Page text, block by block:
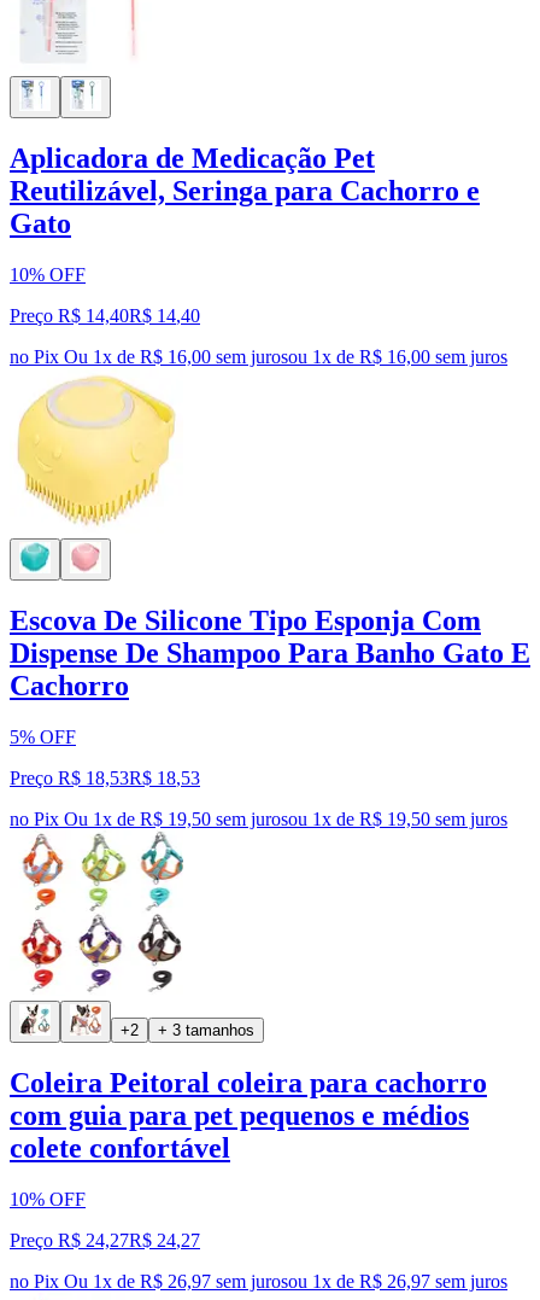
Aplicadora de Medicação Pet
Reutilizável, Seringa para Cachorro e
Gato
10% OFF
Preço R$ 14,40R$ 14,40
no Pix Ou 1x de R$ 16,00 sem jurosou 1x de R$ 16,00 sem juros
Escova De Silicone Tipo Esponja Com
Dispense De Shampoo Para Banho Gato E
Cachorro
5% OFF
Preço R$ 18,53R$ 18,53
no Pix Ou 1x de R$ 19,50 sem jurosou 1x de R$ 19,50 sem juros
+2 + 3 tamanhos
Coleira Peitoral coleira para cachorro
com guia para pet pequenos e médios
colete confortável
10% OFF
Preço R$ 24,27R$ 24,27
no Pix Ou 1x de R$ 26,97 sem jurosou 1x de R$ 26,97 sem juros